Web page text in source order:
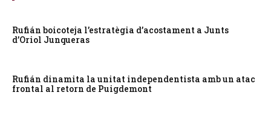
Rufián boicoteja l’estratègia d’acostament a Junts
d’Oriol Junqueras
Rufián dinamita la unitat independentista amb un atac
frontal al retorn de Puigdemont